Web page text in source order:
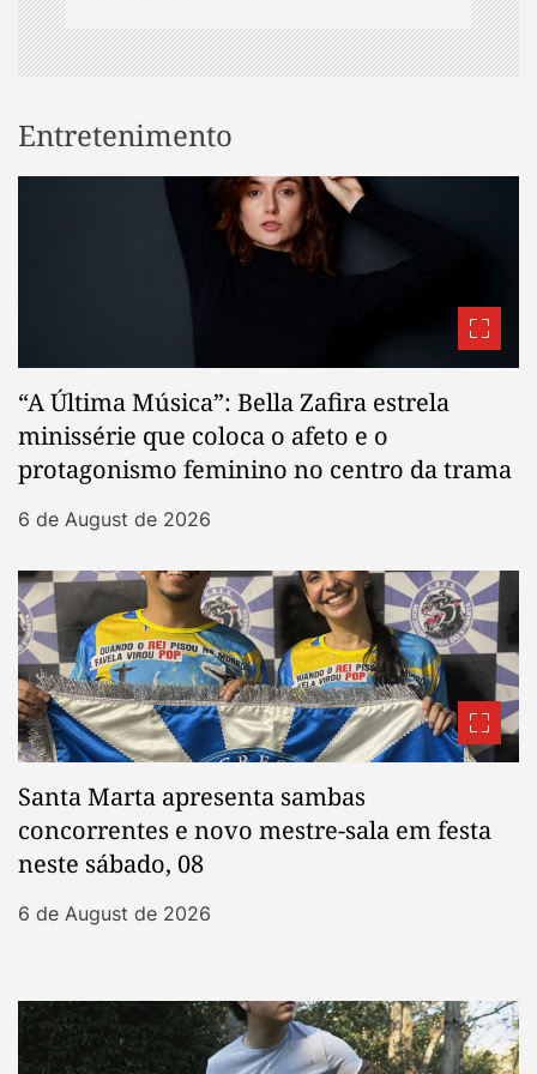
Entretenimento
“A Última Música”: Bella Zafira estrela
minissérie que coloca o afeto e o
protagonismo feminino no centro da trama
6 de August de 2026
Santa Marta apresenta sambas
concorrentes e novo mestre-sala em festa
neste sábado, 08
6 de August de 2026